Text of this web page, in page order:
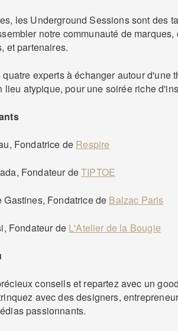
les Underground Sessions sont des
notre communauté de marques,
et partenaires.
experts à échanger autour d'une
lieu atypique, pour une soirée riche
Fondatrice de Respire
Fondateur deTIPTOE
Gastines, Fondatrice de Balzac Paris
Fondateur de L'Atelier de la Bougie
conseils et repartez avec un
avec des designers,
passionnants.